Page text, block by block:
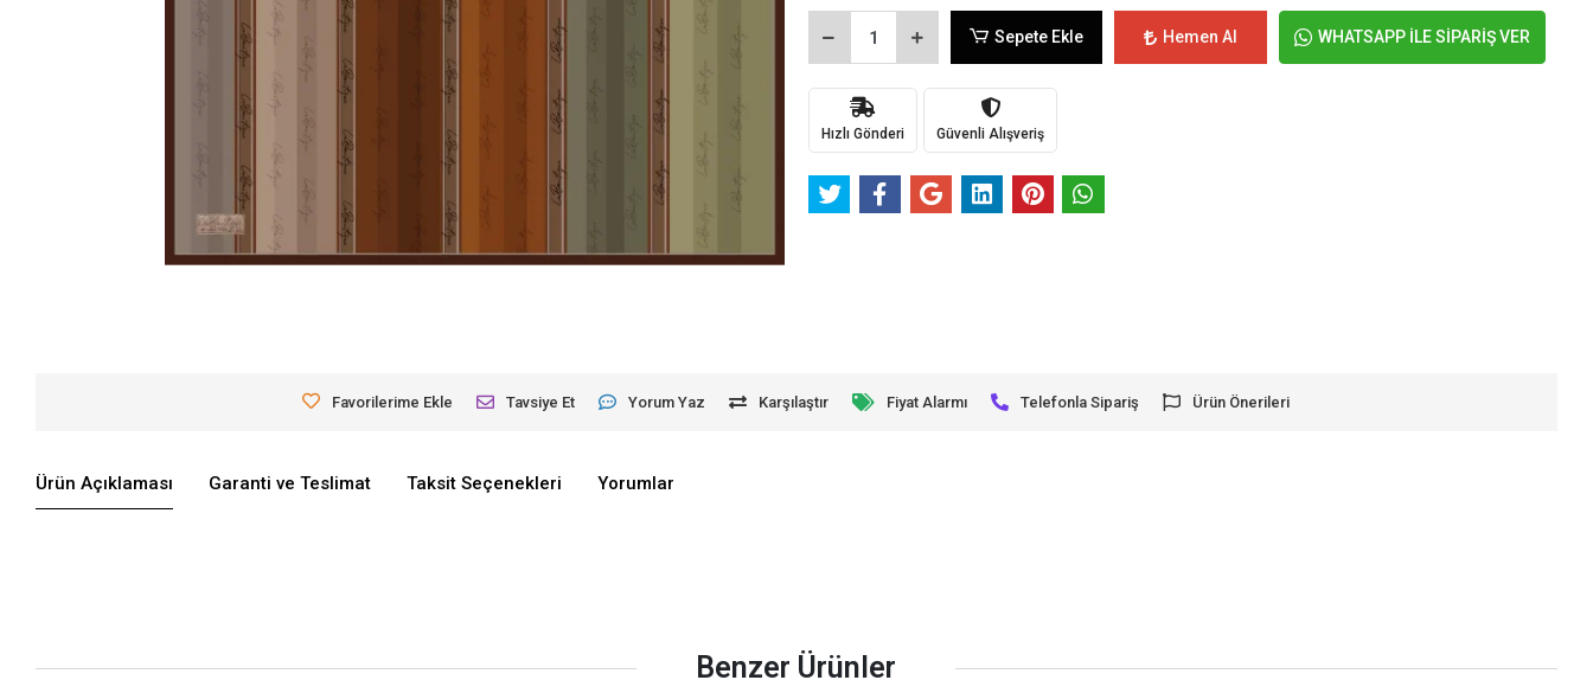
Sepete Ekle Hemen Al WHATSAPP İLE SİPARİŞ VER
Hızlı Gönderi Güvenli Alışveriş
Favorilerime Ekle Tavsiye Et Yorum Yaz Karşılaştır Fiyat Alarmı Telefonla Sipariş Ürün Önerileri
Ürün Açıklaması Garanti ve Teslimat Taksit Seçenekleri Yorumlar
Benzer Ürünler